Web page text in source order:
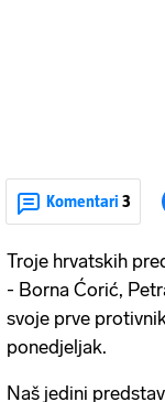
Komentari 3
Troje hrvatskih
- Borna Ćorić,
svoje prve
ponedjeljak.
Naš jedini